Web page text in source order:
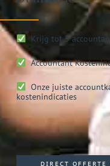
Krijg tot 5
Accountant
Onze juiste
kostenindicaties
DIRECT OFFERTE